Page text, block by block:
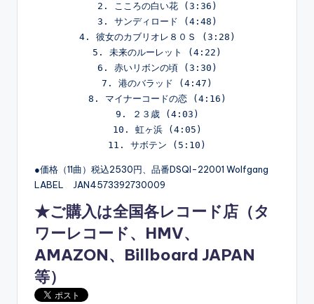
2. こころの白い花 (3:36)
3. サンディロード (4:48)
4. 彼女のカブリオレ８０Ｓ (3:28)
5. 未来のルーレット (4:22)
6. 赤いリボンの頃 (3:30)
7. 港のバラッド (4:47)
8. マイナーコードの恋 (4:16)
9. ２３歳 (4:03)
10. 虹ヶ浜 (4:05)
●価格（11曲）税込2530円、品番DSQI-22001 Wolfgang
LABEL JAN4573392730009
★ご購入は全国各レコード店（タ
ワーレコード、 HMV、
AMAZON、 Billboard JAPAN
等）